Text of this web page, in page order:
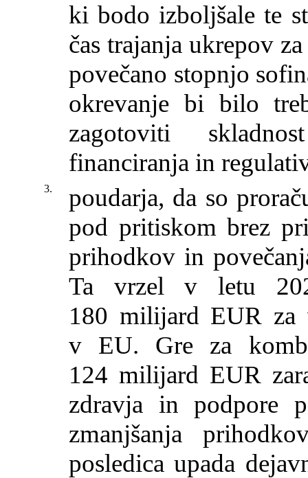
ki bodo izboljšale te
čas trajanja ukrepov
povečano stopnjo
okrevanje bi bilo
zagotoviti
financiranja in
3.
poudarja, da so
pod pritiskom brez
prihodkov in
Ta vrzel v letu
180 milijard EUR za
v EU. Gre za
124 milijard EUR
zdravja in podpore
zmanjšanja
posledica upada